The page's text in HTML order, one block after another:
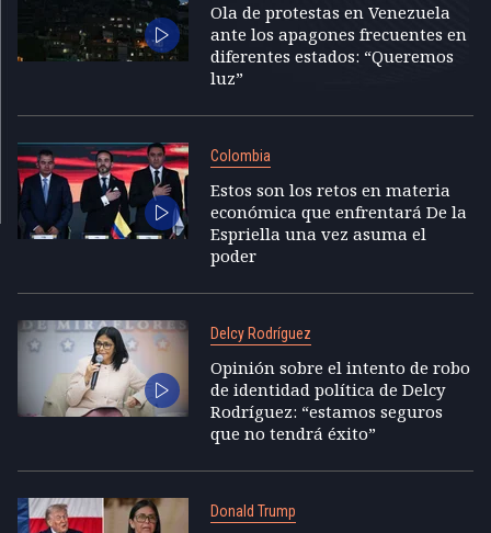
Ola de protestas en Venezuela
ante los apagones frecuentes en
diferentes estados: “Queremos
luz”
Colombia
Estos son los retos en materia
económica que enfrentará De la
Espriella una vez asuma el
poder
Delcy Rodríguez
Opinión sobre el intento de robo
de identidad política de Delcy
Rodríguez: “estamos seguros
que no tendrá éxito”
Donald Trump